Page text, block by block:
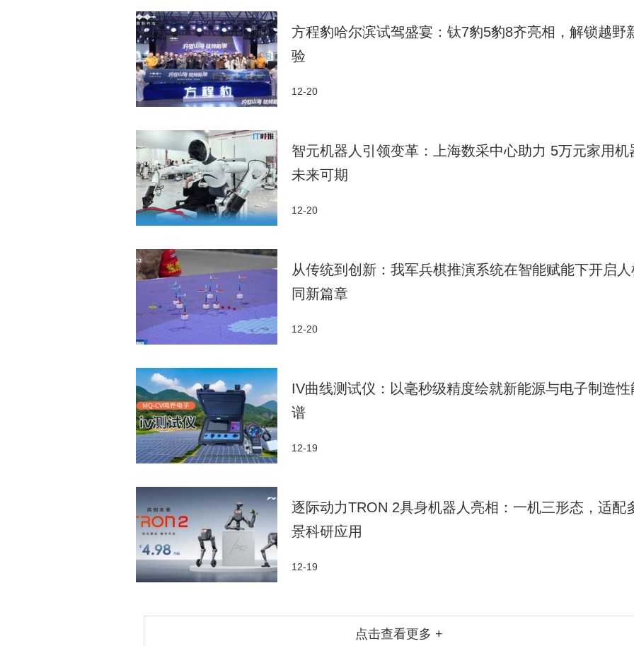
方程豹哈尔滨试驾盛宴：钛7豹5豹8齐亮相，解锁越野
验
12-20
智元机器人引领变革：上海数采中心助力 5万元家用机
未来可期
12-20
从传统到创新：我军兵棋推演系统在智能赋能下开启
同新篇章
12-20
IV曲线测试仪：以毫秒级精度绘就新能源与电子制造性
谱
12-19
逐际动力TRON 2具身机器人亮相：一机三形态，适配
景科研应用
12-19
点击查看更多 +